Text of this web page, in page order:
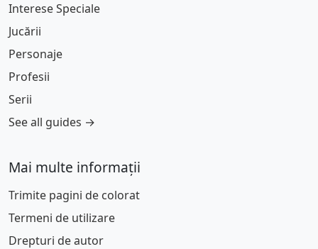
Interese Speciale
Jucării
Personaje
Profesii
Serii
See all guides →
Mai multe informații
Trimite pagini de colorat
Termeni de utilizare
Drepturi de autor